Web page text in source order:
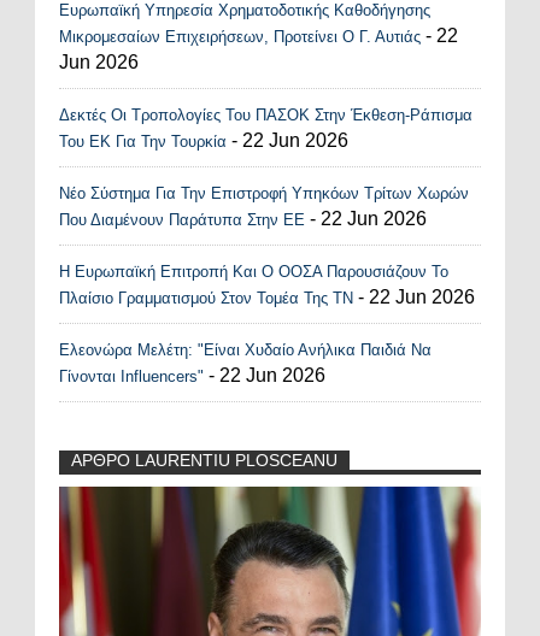
Ευρωπαϊκή Υπηρεσία Χρηματοδοτικής Καθοδήγησης
Μικρομεσαίων Επιχειρήσεων, Προτείνει Ο Γ. Αυτιάς - 22
Jun 2026
Δεκτές Οι Τροπολογίες Του ΠΑΣΟΚ Στην Έκθεση-Ράπισμα
Του ΕΚ Για Την Τουρκία - 22 Jun 2026
Νέο Σύστημα Για Την Επιστροφή Υπηκόων Τρίτων Χωρών
Που Διαμένουν Παράτυπα Στην ΕΕ - 22 Jun 2026
Η Ευρωπαϊκή Επιτροπή Και Ο ΟΟΣΑ Παρουσιάζουν Το
Πλαίσιο Γραμματισμού Στον Τομέα Της ΤΝ - 22 Jun 2026
Ελεονώρα Μελέτη: "Είναι Χυδαίο Ανήλικα Παιδιά Να
Γίνονται Influencers" - 22 Jun 2026
ΑΡΘΡΟ LAURENTIU PLOSCEANU